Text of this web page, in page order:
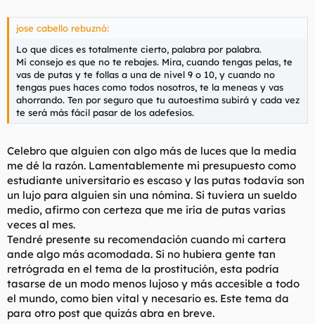
jose cabello rebuznó:
Lo que dices es totalmente cierto, palabra por palabra.
Mi consejo es que no te rebajes. Mira, cuando tengas pelas, te
vas de putas y te follas a una de nivel 9 o 10, y cuando no
tengas pues haces como todos nosotros, te la meneas y vas
ahorrando. Ten por seguro que tu autoestima subirá y cada vez
te será más fácil pasar de los adefesios.
Celebro que alguien con algo más de luces que la media
me dé la razón. Lamentablemente mi presupuesto como
estudiante universitario es escaso y las putas todavía son
un lujo para alguien sin una nómina. Si tuviera un sueldo
medio, afirmo con certeza que me iría de putas varias
veces al mes.
Tendré presente su recomendación cuando mi cartera
ande algo más acomodada. Si no hubiera gente tan
retrógrada en el tema de la prostitución, esta podría
tasarse de un modo menos lujoso y más accesible a todo
el mundo, como bien vital y necesario es. Este tema da
para otro post que quizás abra en breve.